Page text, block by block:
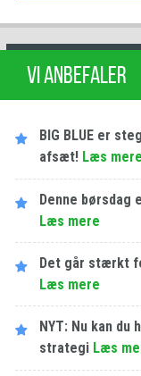
VI ANBEFALER
BIG BLUE er
afsæt! Læs mere
Denne børsdag
Læs mere
Det går stærkt
Læs mere
NYT: Nu kan
strategi Læs